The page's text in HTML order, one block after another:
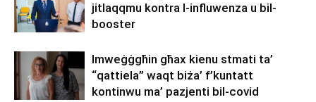
jitlaqqmu kontra l-influwenza u bil-
booster
Imweġġgħin għax kienu stmati ta’
“qattiela” waqt biża’ f’kuntatt
kontinwu ma’ pazjenti bil-covid